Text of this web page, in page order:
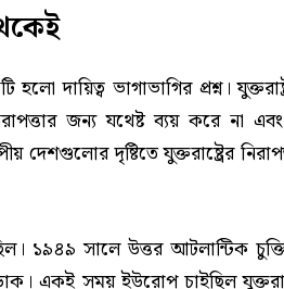
দায়িত্ব ভাগাভাগির প্রশ্ন।
জন্য যথেষ্ট ব্যয় করে না
দৃষ্টিতে যুক্তরাষ্ট্রের
১৯৪৯ সালে উত্তর আটলান্টিক
একই সময় ইউরোপ চাইছিল যুক্তরাষ্ট্র